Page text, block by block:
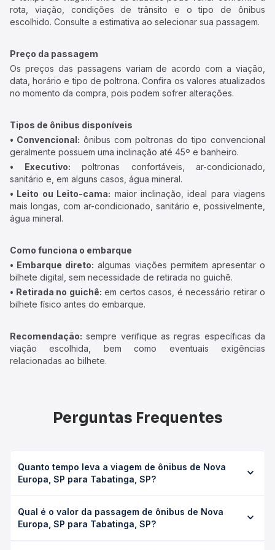
rota, viação, condições de trânsito e o tipo de ônibus
escolhido. Consulte a estimativa ao selecionar sua passagem.
Preço da passagem
Os preços das passagens variam de acordo com a viação,
data, horário e tipo de poltrona. Confira os valores atualizados
no momento da compra, pois podem sofrer alterações.
Tipos de ônibus disponíveis
• Convencional: ônibus com poltronas do tipo convencional
geralmente possuem uma inclinação até 45º e banheiro.
• Executivo: poltronas confortáveis, ar-condicionado,
sanitário e, em alguns casos, água mineral.
• Leito ou Leito-cama: maior inclinação, ideal para viagens
mais longas, com ar-condicionado, sanitário e, possivelmente,
água mineral.
Como funciona o embarque
• Embarque direto: algumas viações permitem apresentar o
bilhete digital, sem necessidade de retirada no guichê.
• Retirada no guichê: em certos casos, é necessário retirar o
bilhete físico antes do embarque.
Recomendação: sempre verifique as regras específicas da
viação escolhida, bem como eventuais exigências
relacionadas ao bilhete.
Perguntas Frequentes
Quanto tempo leva a viagem de ônibus de Nova
Europa, SP para Tabatinga, SP?
SP leva em média 0 horas, podendo variar conforme a
viação, o tipo de serviço (convencional, executivo ou
Qual é o valor da passagem de ônibus de Nova
Europa, SP para Tabatinga, SP?